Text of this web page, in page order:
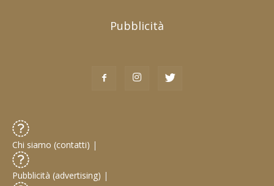
Pubblicità
Chi siamo (contatti) |
Pubblicità (advertising) |